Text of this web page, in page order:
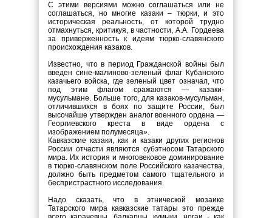
С этими версиями можно соглашаться или не
соглашаться, но многие казаки – тюрки, и это
историческая реальность, от которой трудно
отмахнуться, критикуя, в частности, А.А. Гордеева
за приверженность к идеям тюрко-славянского
происхождения казаков.
Известно, что в период Гражданской войны был
введен сине-малиново-зеленый флаг Кубанского
казачьего войска, где зеленый цвет означал, что
под этим флагом сражаются — казаки-
мусульмане. Больше того, для казаков-мусульман,
отличившихся в боях по защите России, был
высочайше утвержден аналог военного ордена —
Георгиевского креста в виде ордена с
изображением полумесяца».
Кавказские казаки, как и казаки других регионов
России отчасти являются субэтносом Татарского
мира. Их история и многовековое доминирование
в тюрко-славянском поле Российского казачества,
должно быть предметом самого тщательного и
беспристрастного исследования.
Надо сказать, что в этнической мозаике
Татарского мира кавказские татары это прежде